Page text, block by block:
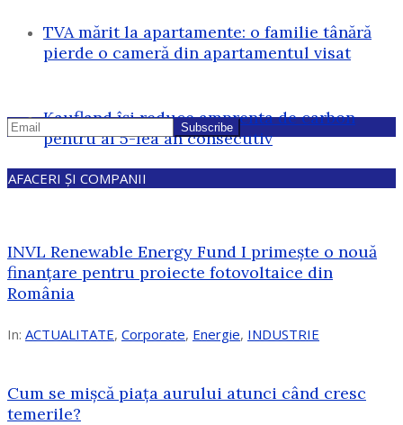
TVA mărit la apartamente: o familie tânără
pierde o cameră din apartamentul visat
Kaufland își reduce amprenta de carbon
pentru al 5-lea an consecutiv
AFACERI ȘI COMPANII
INVL Renewable Energy Fund I primește o nouă
finanțare pentru proiecte fotovoltaice din
România
In: ACTUALITATE, Corporate, Energie, INDUSTRIE
Cum se mișcă piața aurului atunci când cresc
temerile?